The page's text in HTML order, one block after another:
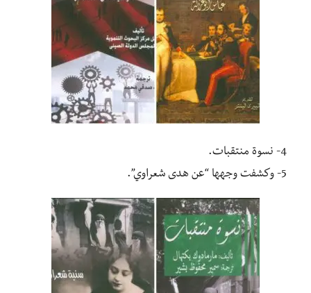
4- نسوة منتقبات.
5- وكشفت وجهها “عن هدى شعراوي”.